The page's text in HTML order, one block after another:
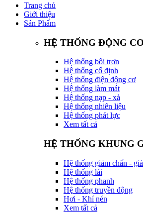
Trang chủ
Giới thiệu
Sản Phẩm
HỆ THỐNG ĐỘNG
Hệ thống bôi trơn
Hệ thống cố định
Hệ thống điện động cơ
Hệ thống làm mát
Hệ thống nạp - xả
Hệ thống nhiên liệu
Hệ thống phát lực
Xem tất cả
HỆ THỐNG KHUNG
Hệ thống giảm chấn -
Hệ thống lái
Hệ thống phanh
Hệ thống truyền động
Hơi - Khí nén
Xem tất cả